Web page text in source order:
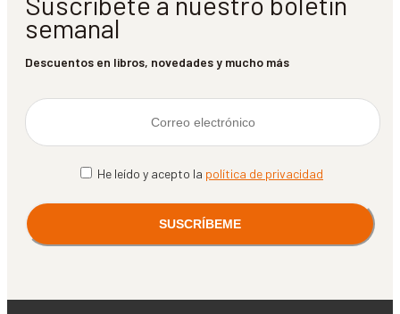
semanal
Descuentos en libros, novedades y mucho más
He leído y acepto la política de privacidad